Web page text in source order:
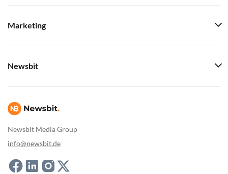
Newsbit Media Group
info@newsbit.de
Marketing
Newsbit